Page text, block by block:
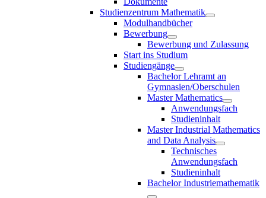
Studienzentrum Mathematik
Modulhandbücher
Bewerbung
Bewerbung und Zulassung
Start ins Studium
Studiengänge
Bachelor Lehramt an
Gymnasien/Oberschulen
Master Mathematics
Anwendungsfach
Studieninhalt
Master Industrial Mathematics
and Data Analysis
Technisches
Anwendungsfach
Studieninhalt
Bachelor Industriemathematik